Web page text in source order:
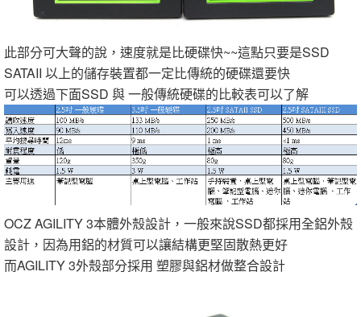
此部分可大聲的說，速度就是比硬碟快~~這點只要是SSD
SATAII 以上的儲存裝置都一定比傳統的硬碟還要快
可以透過下面SSD 與 一般傳統硬碟的比較表可以了解
OCZ AGILITY 3本體外殼設計，一般來說SSD都採用全鋁外殼
設計，因為用鋁的材質可以讓結構更堅固散熱更好
而AGILITY 3外殼部分採用 塑膠與鋁材做整合設計